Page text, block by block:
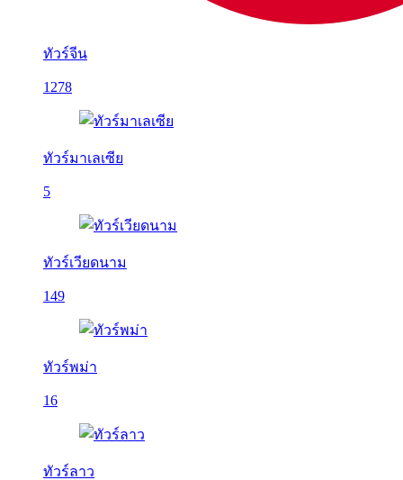
ทัวร์จีน
1278
ทัวร์มาเลเซีย
5
ทัวร์เวียดนาม
149
ทัวร์พม่า
16
ทัวร์ลาว